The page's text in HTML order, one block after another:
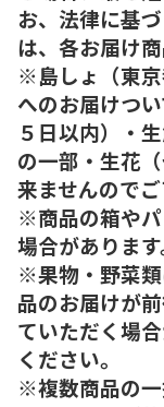
お、法律に基
は、各お届け商
※島しょ（東
へのお届けつ
５日以内）・
の一部・生花
来ませんのでご
※商品の箱や
場合があります
※果物・野菜
品のお届けが
ていただく場
ください。
※複数商品の